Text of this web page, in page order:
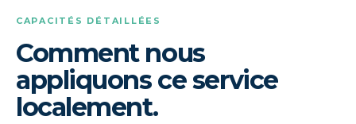
CAPACITÉS DÉTAILLÉES
Comment nous
appliquons ce service
localement.